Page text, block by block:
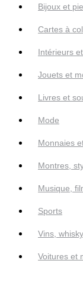
Bijoux et
Cartes à
Intérieurs
Jouets et
Livres et
Mode
Monnaies
Montres,
Musique,
Sports
Vins,
Voitures et